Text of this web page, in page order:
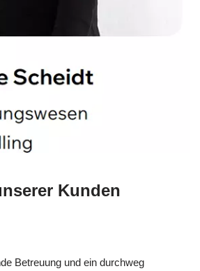
Kunden
Betreuung und ein durchweg